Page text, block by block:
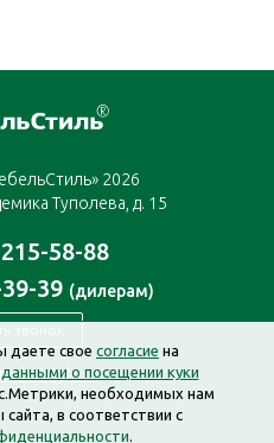
2026
Туполева, д. 15
58-88
39 (дилерам)
звонок
даете свое согласие на
о посещении куки
необходимых нам
в соответствии с
.